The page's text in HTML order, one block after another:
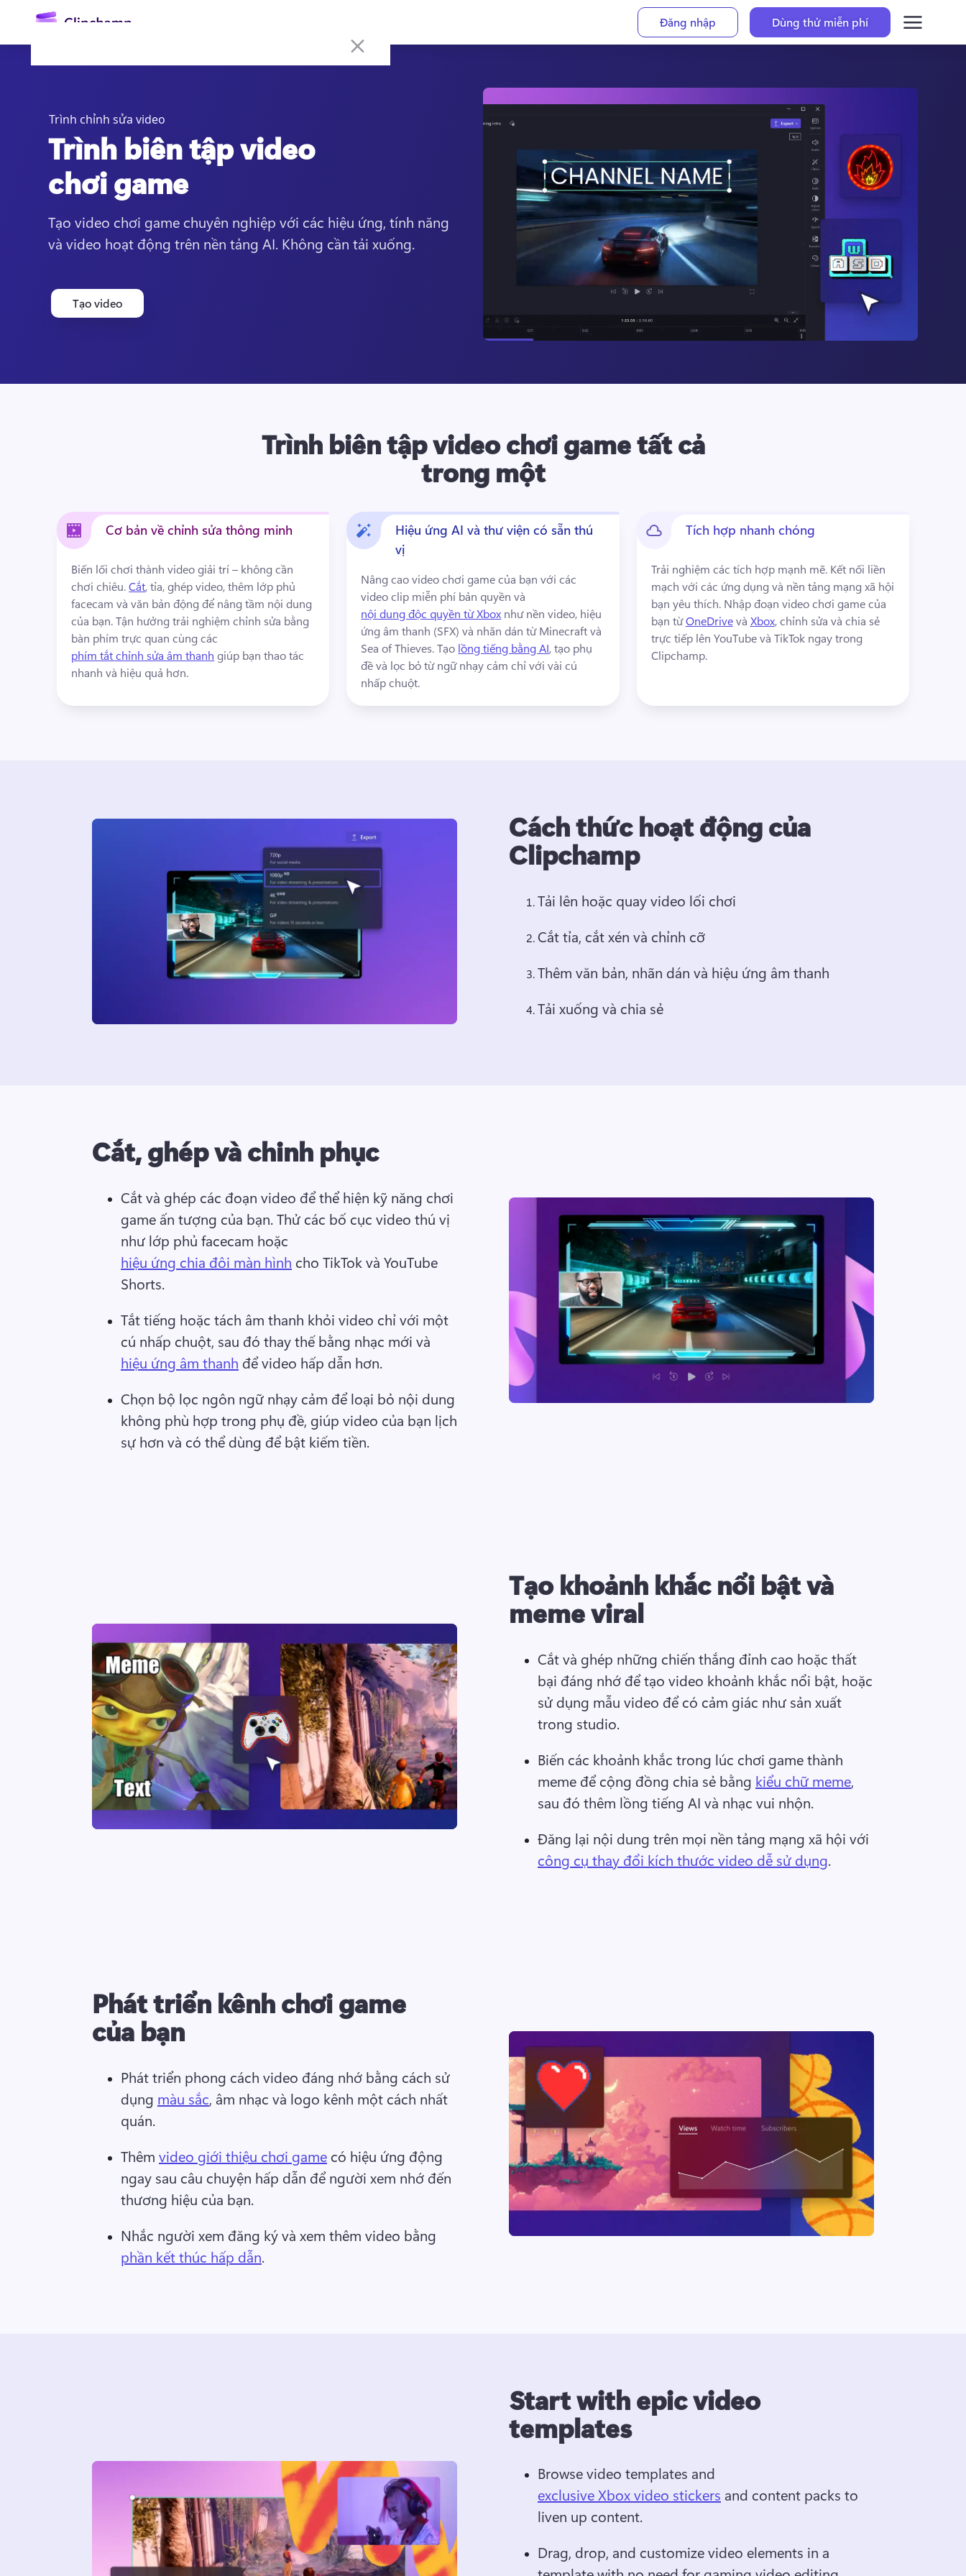
Đăng nhập Dùng thử miễn phí
Đăng nhập
Dùng thử miễn phí
Trình chỉnh sửa video
Trình biên tập video
chơi game
Tạo video chơi game chuyên nghiệp với các hiệu ứng, tính năng
và video hoạt động trên nền tảng AI. Không cần tải xuống.
Tạo video
Trình biên tập video chơi game tất cả
trong một
Cơ bản về chỉnh sửa thông minh
Biến lối chơi thành video giải trí – không cần
chơi chiêu. Cắt, tỉa, ghép video, thêm lớp phủ
facecam và văn bản động để nâng tầm nội dung
của bạn. Tận hưởng trải nghiệm chỉnh sửa bằng
bàn phím trực quan cùng các
phím tắt chỉnh sửa âm thanh giúp bạn thao tác
nhanh và hiệu quả hơn.
Hiệu ứng AI và thư viện có sẵn thú
vị
Nâng cao video chơi game của bạn với các
video clip miễn phí bản quyền và
nội dung độc quyền từ Xbox như nền video, hiệu
ứng âm thanh (SFX) và nhãn dán từ Minecraft và
Sea of Thieves. Tạo lồng tiếng bằng AI, tạo phụ
đề và lọc bỏ từ ngữ nhạy cảm chỉ với vài cú
nhấp chuột.
Tích hợp nhanh chóng
Trải nghiệm các tích hợp mạnh mẽ. Kết nối liền
mạch với các ứng dụng và nền tảng mạng xã hội
bạn yêu thích. Nhập đoạn video chơi game của
bạn từ OneDrive và Xbox, chỉnh sửa và chia sẻ
trực tiếp lên YouTube và TikTok ngay trong
Clipchamp.
Cách thức hoạt động của
Clipchamp
Tải lên hoặc quay video lối chơi
Cắt tỉa, cắt xén và chỉnh cỡ
Thêm văn bản, nhãn dán và hiệu ứng âm thanh
Tải xuống và chia sẻ
Cắt, ghép và chinh phục
Cắt và ghép các đoạn video để thể hiện kỹ năng chơi
game ấn tượng của bạn. Thử các bố cục video thú vị
như lớp phủ facecam hoặc
hiệu ứng chia đôi màn hình cho TikTok và YouTube
Shorts.
Tắt tiếng hoặc tách âm thanh khỏi video chỉ với một
cú nhấp chuột, sau đó thay thế bằng nhạc mới và
hiệu ứng âm thanh để video hấp dẫn hơn.
Chọn bộ lọc ngôn ngữ nhạy cảm để loại bỏ nội dung
không phù hợp trong phụ đề, giúp video của bạn lịch
sự hơn và có thể dùng để bật kiếm tiền.
Tạo khoảnh khắc nổi bật và
meme viral
Cắt và ghép những chiến thắng đỉnh cao hoặc thất
bại đáng nhớ để tạo video khoảnh khắc nổi bật, hoặc
sử dụng mẫu video để có cảm giác như sản xuất
trong studio.
Biến các khoảnh khắc trong lúc chơi game thành
meme để cộng đồng chia sẻ bằng kiểu chữ meme,
sau đó thêm lồng tiếng AI và nhạc vui nhộn.
Đăng lại nội dung trên mọi nền tảng mạng xã hội với
công cụ thay đổi kích thước video dễ sử dụng.
Phát triển kênh chơi game
của bạn
Phát triển phong cách video đáng nhớ bằng cách sử
dụng màu sắc, âm nhạc và logo kênh một cách nhất
quán.
Thêm video giới thiệu chơi game có hiệu ứng động
ngay sau câu chuyện hấp dẫn để người xem nhớ đến
thương hiệu của bạn.
Nhắc người xem đăng ký và xem thêm video bằng
phần kết thúc hấp dẫn.
Start with epic video
templates
Browse video templates and
exclusive Xbox video stickers and content packs to
liven up content.
Drag, drop, and customize video elements in a